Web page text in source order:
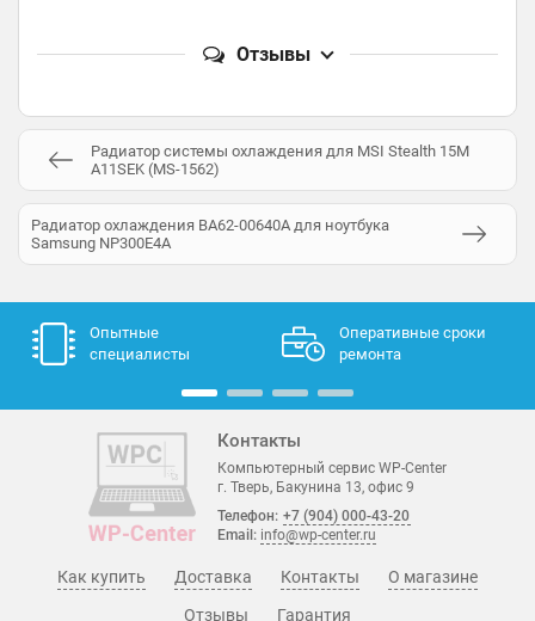
Отзывы
Радиатор системы охлаждения для MSI Stealth 15M
A11SEK (MS-1562)
Радиатор охлаждения BA62-00640A для ноутбука
Samsung NP300E4A
Опытные
специалисты
Оперативные сроки
ремонта
Контакты
Компьютерный сервис WP-Center
г. Тверь, Бакунина 13, офис 9
Телефон: +7 (904) 000-43-20
Email: info@wp-center.ru
О магазине
Гарантия
Отзывы
Как купить Доставка Контакты